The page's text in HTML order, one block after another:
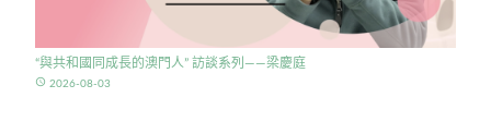
“與共和國同成長的澳門人” 訪談系列——梁慶庭
access_time 2026-08-03